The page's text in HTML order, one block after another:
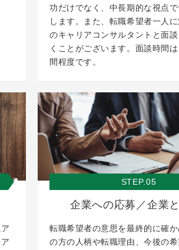
功だけでなく、中長期的な視点
します。また、転職希望者一人
のキャリアコンサルタントと面
くことがございます。面談時間
間程度です。
STEP.05
企業への応募／企業
転職希望者の意思を最終的に確
の方の人柄や転職理由、今後の